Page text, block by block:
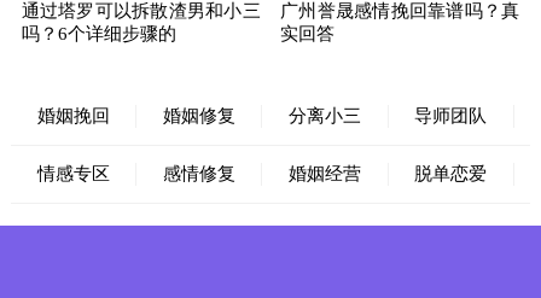
通过塔罗可以拆散渣男和小三
吗？6个详细步骤的
广州誉晟感情挽回靠谱吗？真
实回答
婚姻挽回 婚姻修复 分离小三 导师团队
情感专区 感情修复 婚姻经营 脱单恋爱